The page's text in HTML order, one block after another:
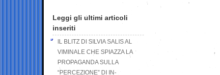
Leggi gli ultimi articoli
inseriti
IL BLITZ DI SILVIA SALIS AL
VIMINALE CHE SPIAZZA LA
PROPAGANDA SULLA
“PERCEZIONE” DI IN-